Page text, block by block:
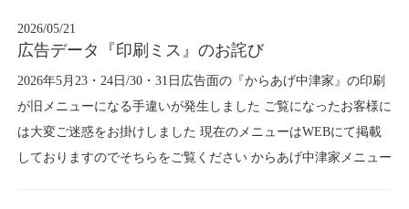
2026/05/21
広告データ『印刷ミス』のお詫び
2026年5月23・24日/30・31日広告面の『からあげ中津家』の印刷
が旧メニューになる手違いが発生しました ご覧になったお客様に
は大変ご迷惑をお掛けしました 現在のメニューはWEBにて掲載
しておりますのでそちらをご覧ください からあげ中津家メニュー